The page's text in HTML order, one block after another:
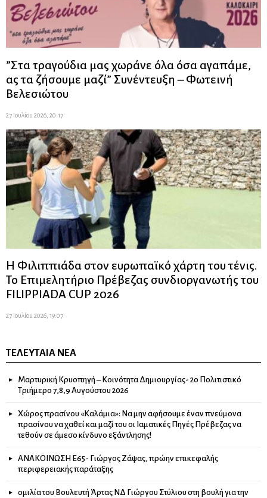
”Στα τραγούδια μας χωράνε όλα όσα αγαπάμε,
ας τα ζήσουμε μαζί” Συνέντευξη – Φωτεινή
Βελεσιώτου
27 Ιουλίου 2026, 20:17
Η Φιλιππιάδα στον ευρωπαϊκό χάρτη του τένις.
Το Επιμελητήριο Πρέβεζας συνδιοργανωτής του
FILIPPIADA CUP 2026
27 Ιουλίου 2026, 19:07
ΤΕΛΕΥΤΑΊΑ ΝΈΑ
Μαρτυρική Κρυοπηγή – Κοινότητα Δημιουργίας- 2ο Πολιτιστικό
Τριήμερο 7,8,9 Αυγούστου 2026
Χώρος πρασίνου «Καλάμια»: Να μην αφήσουμε έναν πνεύμονα
πρασίνου να χαθεί και μαζί του οι Ιαματικές Πηγές Πρέβεζας να
τεθούν σε άμεσο κίνδυνο εξάντλησης!
ΑΝΑΚΟΙΝΩΣΗ Ε65- Γιώργος Ζάψας, πρώην επικεφαλής
περιφερειακής παράταξης
ομιλία του Βουλευτή Άρτας ΝΔ Γιώργου Στύλιου στη βουλή για την